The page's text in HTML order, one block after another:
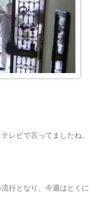
レビで言ってましたね。
行となり、今週はとくに